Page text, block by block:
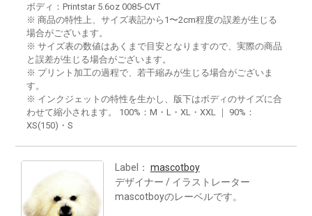
ボディ：Printstar 5.6oz 0085-CVT
※ 商品の特性上、サイズ表記から1〜2cm程度の誤差が生じる
場合がございます。
※ サイズ表の数値はあくまで目安となりますので、実際の商品
と誤差が生じる場合がございます。
※ プリント加工の過程で、若干縮みが生じる場合がございま
す。
※ インクジェットの特性を生かし、版下はボディのサイズに合
わせて縮小されます。 100%：M・L・XL・XXL ｜ 90%：
XS(150)・S
Label： mascotboy
デザイナー / イラストレーター
mascotboyのレーベルです。